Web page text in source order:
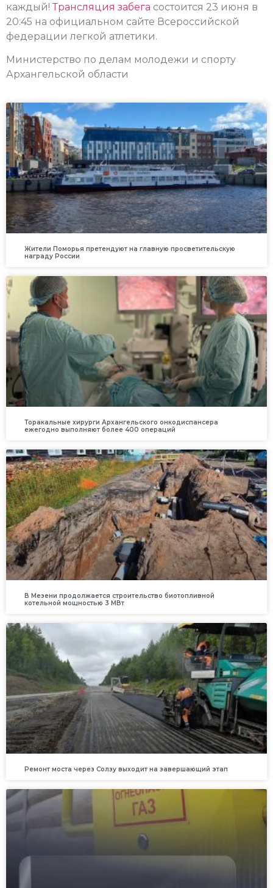
каждый! Трансляция забега состоится 23 июня в
20:45 на официальном сайте Всероссийской
федерации легкой атлетики.
Министерство по делам молодежи и спорту
Архангельской области
Жители Поморья претендуют на главную просветительскую
награду России
Торакальные хирурги Архангельского онкодиспансера
ежегодно выполняют более 400 операций
В Мезени продолжается строительство биотопливной
котельной мощностью 3 МВт
Ремонт моста через Солзу выходит на завершающий этап